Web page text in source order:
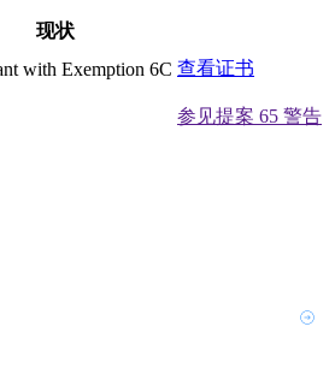
现状
with Exemption 6C 查看证书
参见提案 65 警告